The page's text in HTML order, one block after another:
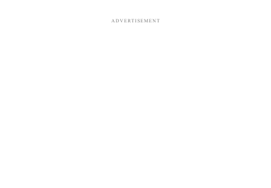
ADVERTISEMENT